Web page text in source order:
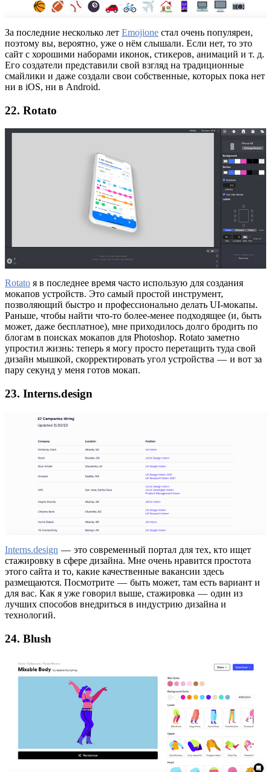
За последние несколько лет Emojione стал очень популярен,
поэтому вы, вероятно, уже о нём слышали. Если нет, то это
сайт с хорошими наборами иконок, стикеров, анимаций и т. д.
Его создатели представили свой взгляд на традиционные
смайлики и даже создали свои собственные, которых пока нет
ни в iOS, ни в Android.
22. Rotato
Rotato я в последнее время часто использую для создания
мокапов устройств. Это самый простой инструмент,
позволяющий быстро и профессионально делать UI-мокапы.
Раньше, чтобы найти что-то более-менее подходящее (и, быть
может, даже бесплатное), мне приходилось долго бродить по
блогам в поисках мокапов для Photoshop. Rotato заметно
упростил жизнь: теперь я могу просто перетащить туда свой
дизайн мышкой, скорректировать угол устройства — и вот за
пару секунд у меня готов мокап.
23. Interns.design
Interns.design — это современный портал для тех, кто ищет
стажировку в сфере дизайна. Мне очень нравится простота
этого сайта и то, какие качественные вакансии здесь
размещаются. Посмотрите — быть может, там есть вариант и
для вас. Как я уже говорил выше, стажировка — один из
лучших способов внедриться в индустрию дизайна и
технологий.
24. Blush